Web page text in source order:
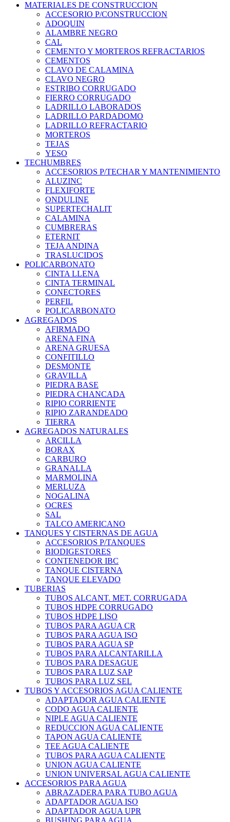
MATERIALES DE CONSTRUCCION
ACCESORIO P/CONSTRUCCION
ADOQUIN
ALAMBRE NEGRO
CAL
CEMENTO Y MORTEROS REFRACTARIOS
CEMENTOS
CLAVO DE CALAMINA
CLAVO NEGRO
ESTRIBO CORRUGADO
FIERRO CORRUGADO
LADRILLO LABORADOS
LADRILLO PARDADOMO
LADRILLO REFRACTARIO
MORTEROS
TEJAS
YESO
TECHUMBRES
ACCESORIOS P/TECHAR Y MANTENIMIENTO
ALUZINC
FLEXIFORTE
ONDULINE
SUPERTECHALIT
CALAMINA
CUMBRERAS
ETERNIT
TEJA ANDINA
TRASLUCIDOS
POLICARBONATO
CINTA LLENA
CINTA TERMINAL
CONECTORES
PERFIL
POLICARBONATO
AGREGADOS
AFIRMADO
ARENA FINA
ARENA GRUESA
CONFITILLO
DESMONTE
GRAVILLA
PIEDRA BASE
PIEDRA CHANCADA
RIPIO CORRIENTE
RIPIO ZARANDEADO
TIERRA
AGREGADOS NATURALES
ARCILLA
BORAX
CARBURO
GRANALLA
MARMOLINA
MERLUZA
NOGALINA
OCRES
SAL
TALCO AMERICANO
TANQUES Y CISTERNAS DE AGUA
ACCESORIOS P/TANQUES
BIODIGESTORES
CONTENEDOR IBC
TANQUE CISTERNA
TANQUE ELEVADO
TUBERIAS
TUBOS ALCANT. MET. CORRUGADA
TUBOS HDPE CORRUGADO
TUBOS HDPE LISO
TUBOS PARA AGUA CR
TUBOS PARA AGUA ISO
TUBOS PARA AGUA SP
TUBOS PARA ALCANTARILLA
TUBOS PARA DESAGUE
TUBOS PARA LUZ SAP
TUBOS PARA LUZ SEL
TUBOS Y ACCESORIOS AGUA CALIENTE
ADAPTADOR AGUA CALIENTE
CODO AGUA CALIENTE
NIPLE AGUA CALIENTE
REDUCCION AGUA CALIENTE
TAPON AGUA CALIENTE
TEE AGUA CALIENTE
TUBOS PARA AGUA CALIENTE
UNION AGUA CALIENTE
UNION UNIVERSAL AGUA CALIENTE
ACCESORIOS PARA AGUA
ABRAZADERA PARA TUBO AGUA
ADAPTADOR AGUA ISO
ADAPTADOR AGUA UPR